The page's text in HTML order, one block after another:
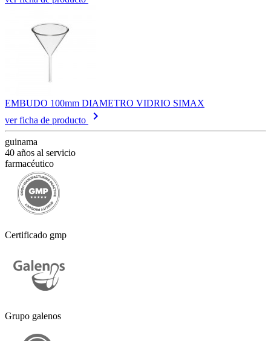
EMBUDO 100mm DIAMETRO VIDRIO SIMAX
ver ficha de producto
keyboard_arrow_right
guinama
40 años al servicio
farmacéutico
Certificado gmp
Grupo galenos